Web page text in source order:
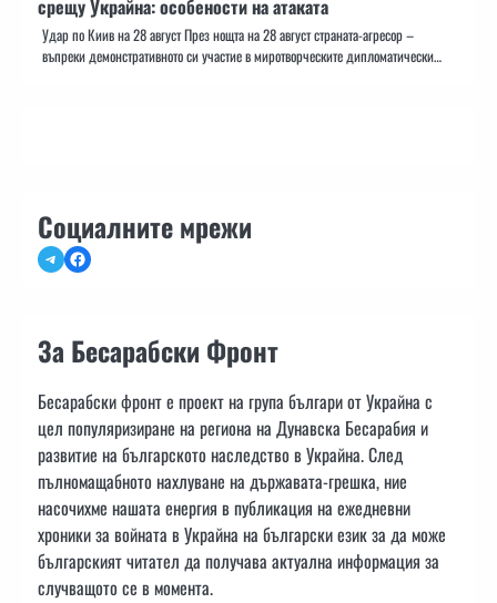
срещу Украйна: особености на атаката
Удар по Киив на 28 август През нощта на 28 август страната-агресор –
въпреки демонстративното си участие в миротворческите дипломатически…
Социалните мрежи
TelegramFacebook
За Бесарабски Фронт
Бесарабски фронт е проект на група българи от Украйна с
цел популяризиране на региона на Дунавска Бесарабия и
развитие на българското наследство в Украйна. След
пълномащабното нахлуване на държавата-грешка, ние
насочихме нашата енергия в публикация на ежедневни
хроники за войната в Украйна на български език за да може
българският читател да получава актуална информация за
случващото се в момента.